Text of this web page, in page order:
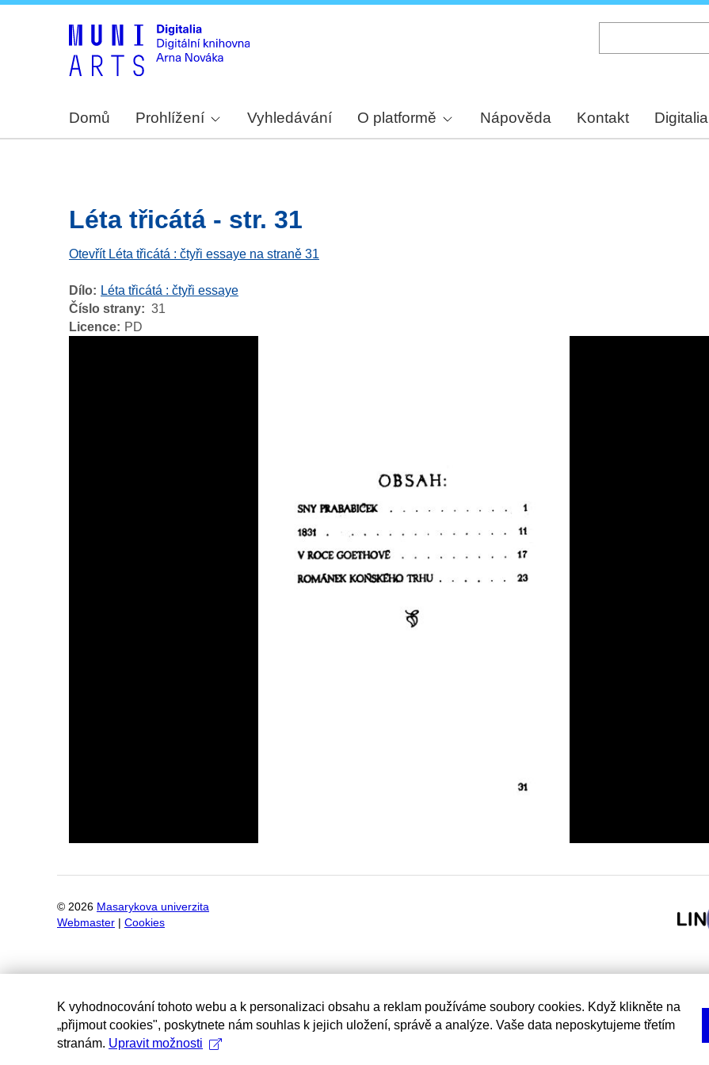
Domů Prohlížení Vyhledávání O platformě Nápověda Kontakt Digitalia
Léta třicátá - str. 31
Otevřít Léta třicátá : čtyři essaye na straně 31
Dílo
Léta třicátá : čtyři essaye
Číslo strany
31
Licence
PD
© 2026 Masarykova univerzita
Webmaster
Cookies
K vyhodnocování tohoto webu a k personalizaci obsahu a reklam používáme soubory cookies. Když klikněte na
„přijmout cookies", poskytnete nám souhlas k jejich uložení, správě a analýze. Vaše data neposkytujeme třetím
stranám. Upravit možnosti